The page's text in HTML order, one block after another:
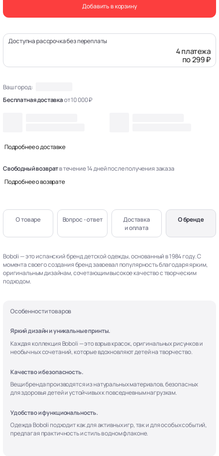
Добавить в корзину
Доступна рассрочка без переплаты
4 платежа
по 299 ₽
Ваш город:
Бесплатная доставкаот 10 000 ₽
Подробнее о доставке
Свободный возвратв течение 14 дней после получения заказа
Подробнее о возврате
О товаре Вопрос - ответ
Доставка
и оплата
О бренде
Boboli — это испанский бренд детской одежды, основанный в 1984 году. С
момента своего создания бренд завоевал популярность благодаря ярким,
оригинальным дизайнам, сочетающим высокое качество с творческим
подходом.
Особенности товаров
Яркий дизайн и уникальные принты.
Каждая коллекция Boboli — это взрыв красок, оригинальных рисунков и
необычных сочетаний, которые вдохновляют детей на творчество.
Качество и безопасность.
Вещи бренда производятся из натуральных материалов, безопасных
для здоровья детей и устойчивых к повседневным нагрузкам.
Удобство и функциональность.
Одежда Boboli подходит как для активных игр, так и для особых событий,
предлагая практичность и стиль в одном флаконе.